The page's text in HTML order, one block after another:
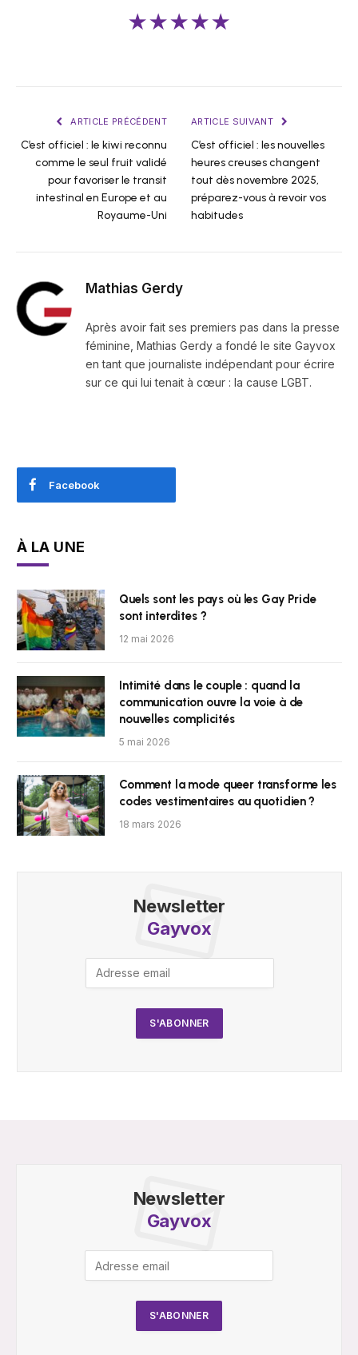
★★★★★
ARTICLE PRÉCÉDENT
C’est officiel : le kiwi reconnu
comme le seul fruit validé
pour favoriser le transit
intestinal en Europe et au
Royaume-Uni
ARTICLE SUIVANT
C’est officiel : les nouvelles
heures creuses changent
tout dès novembre 2025,
préparez-vous à revoir vos
habitudes
Mathias Gerdy
Après avoir fait ses premiers pas dans la presse
féminine, Mathias Gerdy a fondé le site Gayvox
en tant que journaliste indépendant pour écrire
sur ce qui lui tenait à cœur : la cause LGBT.
Facebook
À LA UNE
Quels sont les pays où les Gay Pride
sont interdites ?
12 mai 2026
Intimité dans le couple : quand la
communication ouvre la voie à de
nouvelles complicités
5 mai 2026
Comment la mode queer transforme les
codes vestimentaires au quotidien ?
18 mars 2026
Newsletter
Gayvox
Newsletter
Gayvox